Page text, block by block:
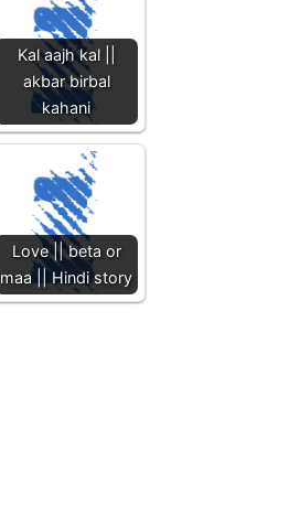
Kal aajh kal ||
akbar birbal
kahani
Love || beta or
maa || Hindi story